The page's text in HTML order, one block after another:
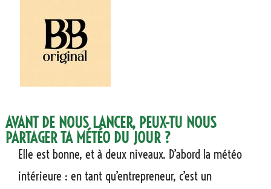
AVANT DE NOUS LANCER, PEUX-TU NOUS
PARTAGER TA MÉTÉO DU JOUR ?
Elle est bonne, et à deux niveaux. D’abord la météo
intérieure : en tant qu’entrepreneur, c’est un